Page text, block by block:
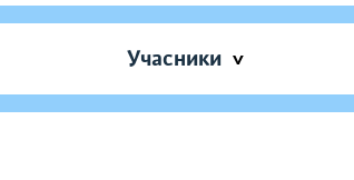
Учасники